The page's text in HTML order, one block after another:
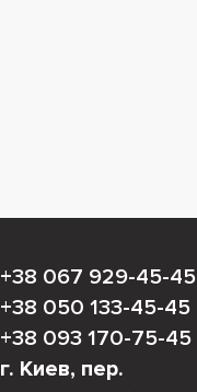
+38 067 929-45-45
+38 050 133-45-45
+38 093 170-75-45
г. Киев, пер.